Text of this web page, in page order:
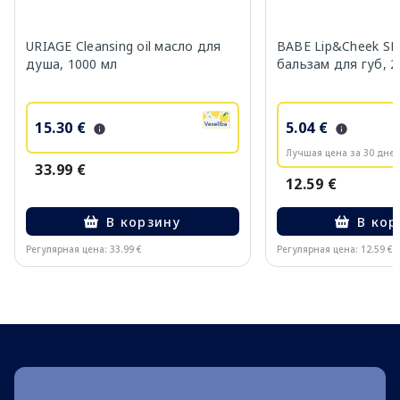
URIAGE Cleansing oil масло для
душа, 1000 мл
15.30 €
33.99 €
В корзину
Регулярная цена: 33.99 €
BABE Lip&Cheek
бальзам для губ,
5.04 €
Лучшая цена за 30
12.59 €
В
Регулярная цена: 12.59 €